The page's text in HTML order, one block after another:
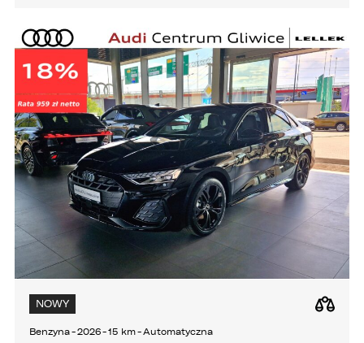
NOWY
Benzyna-2026-15 km-Automatyczna